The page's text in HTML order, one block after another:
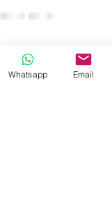
Entradas recientes
Whatsapp Email